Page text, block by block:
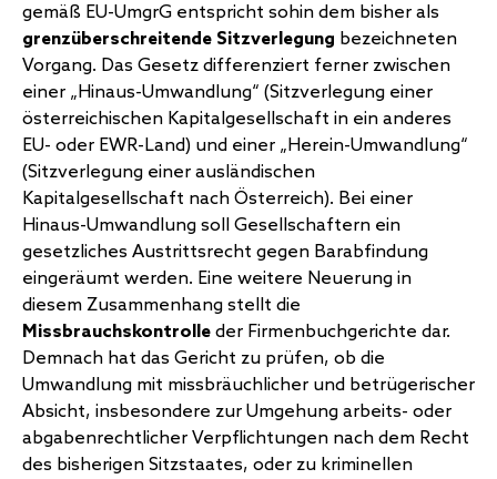
gemäß EU-UmgrG entspricht sohin dem bisher als
grenzüberschreitende Sitzverlegung bezeichneten
Vorgang. Das Gesetz differenziert ferner zwischen
einer „Hinaus-Umwandlung“ (Sitzverlegung einer
österreichischen Kapitalgesellschaft in ein anderes
EU- oder EWR-Land) und einer „Herein-Umwandlung“
(Sitzverlegung einer ausländischen
Kapitalgesellschaft nach Österreich). Bei einer
Hinaus-Umwandlung soll Gesellschaftern ein
gesetzliches Austrittsrecht gegen Barabfindung
eingeräumt werden. Eine weitere Neuerung in
diesem Zusammenhang stellt die
Missbrauchskontrolle der Firmenbuchgerichte dar.
Demnach hat das Gericht zu prüfen, ob die
Umwandlung mit missbräuchlicher und betrügerischer
Absicht, insbesondere zur Umgehung arbeits- oder
abgabenrechtlicher Verpflichtungen nach dem Recht
des bisherigen Sitzstaates, oder zu kriminellen